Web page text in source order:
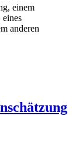
einem
eines
anderen